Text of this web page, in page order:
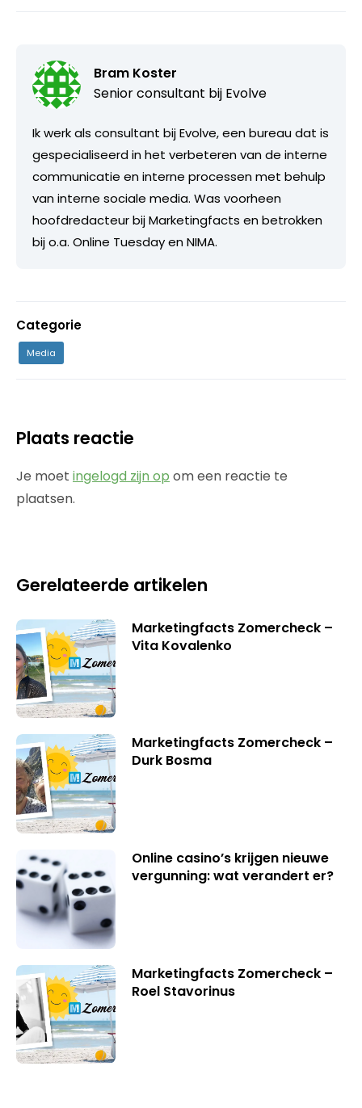
Bram Koster
Senior consultant bij Evolve
Ik werk als consultant bij Evolve, een bureau dat is
gespecialiseerd in het verbeteren van de interne
communicatie en interne processen met behulp
van interne sociale media. Was voorheen
hoofdredacteur bij Marketingfacts en betrokken
bij o.a. Online Tuesday en NIMA.
Categorie
Media
Plaats reactie
Je moet ingelogd zijn op om een reactie te
plaatsen.
Gerelateerde artikelen
Marketingfacts Zomercheck –
Vita Kovalenko
Marketingfacts Zomercheck –
Durk Bosma
Online casino’s krijgen nieuwe
vergunning: wat verandert er?
Marketingfacts Zomercheck –
Roel Stavorinus